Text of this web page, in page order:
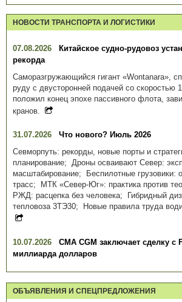
НОВОСТИ ТРАНСПОРТА И ЛОГИСТИКИ
07.08.2026
Китайское судно-рудовоз
рекорда
Саморазгружающийся гигант «Wontanara»,
руду с двусторонней подачей со скоростью
положил конец эпохе пассивного флота,
кранов.
31.07.2026
Что нового? Июль 2026
Севморпуть: рекорды, новые порты и
планирование; Дроны осваивают Север:
масштабирование; Беспилотные грузовики:
трасс; МТК «Север-Юг»: практика против
РЖД: расцепка без человека; Гибридный
тепловоза 3ТЭ30; Новые правила труда
10.07.2026
CMA CGM заключает сделку с
миллиарда долларов
ОБЪЯВЛЕНИЯ И СПЕЦПРЕДЛОЖЕНИЯ